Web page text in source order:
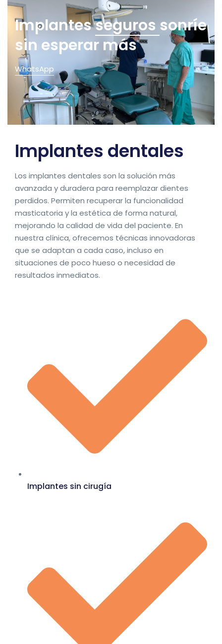
Implantesseguros sonríe
sin esperar más
WhatsApp
Implantes dentales
Los implantes dentales son la solución más
avanzada y duradera para reemplazar dientes
perdidos. Permiten recuperar la funcionalidad
masticatoria y la estética de forma natural,
mejorando la calidad de vida del paciente. En
nuestra clínica, ofrecemos técnicas innovadoras
que se adaptan a cada caso, incluso en
situaciones de poco hueso o necesidad de
resultados inmediatos.
Implantes sin cirugía